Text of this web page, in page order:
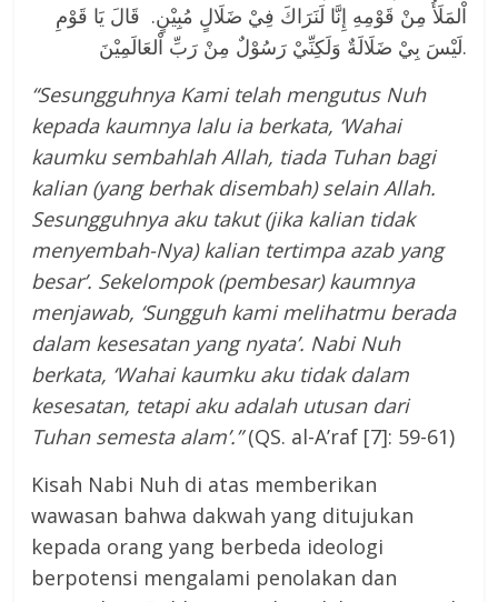
اْلمَلَأُ مِنْ قَوْمِهِ إِنَّا لَنَرَاكَ فِيْ ضَلَالٍ مُبِيْنٍ. قَالَ يَا قَوْمِ
لَيْسَ بِيْ ضَلَالَةٌ وَلَكِنِّيْ رَسُوْلٌ مِنْ رَبِّ اْلعَالَمِيْنَ.
“Sesungguhnya Kami telah mengutus Nuh
kepada kaumnya lalu ia berkata, ‘Wahai
kaumku sembahlah Allah, tiada Tuhan bagi
kalian (yang berhak disembah) selain Allah.
Sesungguhnya aku takut (jika kalian tidak
menyembah-Nya) kalian tertimpa azab yang
besar’. Sekelompok (pembesar) kaumnya
menjawab, ‘Sungguh kami melihatmu berada
dalam kesesatan yang nyata’. Nabi Nuh
berkata, ‘Wahai kaumku aku tidak dalam
kesesatan, tetapi aku adalah utusan dari
Tuhan semesta alam’.”(QS. al-A’raf [7]: 59-61)
Kisah Nabi Nuh di atas memberikan
wawasan bahwa dakwah yang ditujukan
kepada orang yang berbeda ideologi
berpotensi mengalami penolakan dan